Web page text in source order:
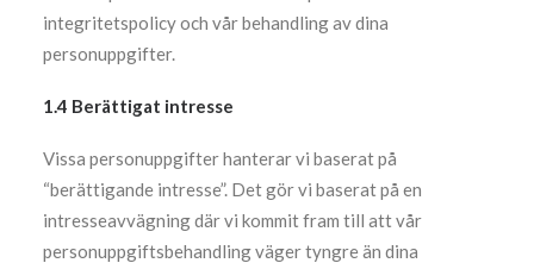
integritetspolicy och vår behandling av dina
personuppgifter.
1.4 Berättigat intresse
Vissa personuppgifter hanterar vi baserat på
“berättigande intresse”. Det gör vi baserat på en
intresseavvägning där vi kommit fram till att vår
personuppgiftsbehandling väger tyngre än dina